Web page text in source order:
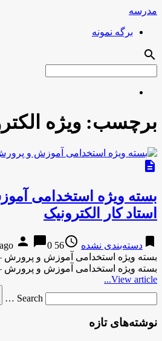
مدرسه
برگه نمونه
search
برچسب: ویژه
description
بسته ویژه استخدامی
استاد کار الکترونیک
bookmark دسته‌بندی نشده access_time
56 years ago
person chat_bubble0
بسته ویژه استخدامی آموزش و پرورش –
بسته ویژه استخدامی آموزش و پرورش –
View article...
Search …
نوشته‌های تازه